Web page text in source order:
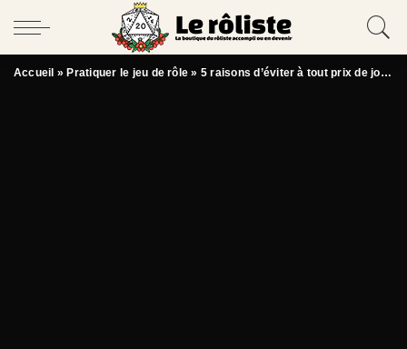
Accueil » Pratiquer le jeu de rôle » 5 raisons d’éviter à tout prix de jouer à des JDR